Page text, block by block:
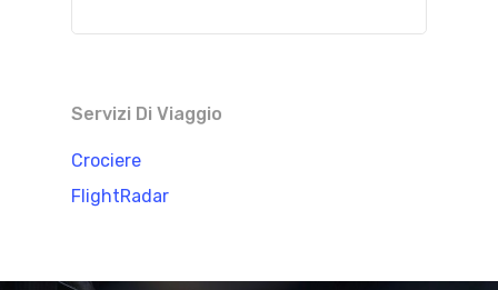
Servizi Di Viaggio
Crociere
FlightRadar